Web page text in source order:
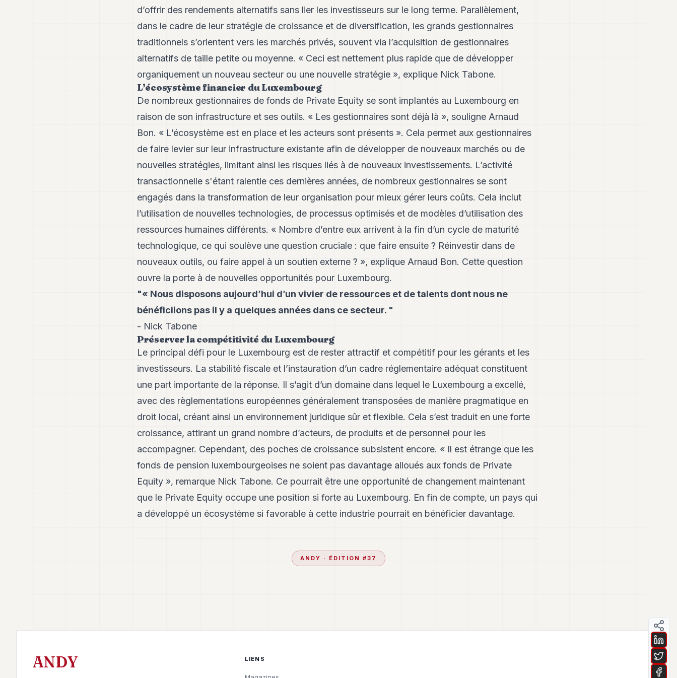
d’offrir des rendements alternatifs sans lier les investisseurs sur le long terme. Parallèlement,
dans le cadre de leur stratégie de croissance et de diversification, les grands gestionnaires
traditionnels s’orientent vers les marchés privés, souvent via l’acquisition de gestionnaires
alternatifs de taille petite ou moyenne. « Ceci est nettement plus rapide que de développer
organiquement un nouveau secteur ou une nouvelle stratégie », explique Nick Tabone.
L’écosystème financier du Luxembourg
De nombreux gestionnaires de fonds de Private Equity se sont implantés au Luxembourg en
raison de son infrastructure et ses outils. « Les gestionnaires sont déjà là », souligne Arnaud
Bon. « L’écosystème est en place et les acteurs sont présents ». Cela permet aux gestionnaires
de faire levier sur leur infrastructure existante afin de développer de nouveaux marchés ou de
nouvelles stratégies, limitant ainsi les risques liés à de nouveaux investissements. L’activité
transactionnelle s'étant ralentie ces dernières années, de nombreux gestionnaires se sont
engagés dans la transformation de leur organisation pour mieux gérer leurs coûts. Cela inclut
l’utilisation de nouvelles technologies, de processus optimisés et de modèles d’utilisation des
ressources humaines différents. « Nombre d’entre eux arrivent à la fin d’un cycle de maturité
technologique, ce qui soulève une question cruciale : que faire ensuite ? Réinvestir dans de
nouveaux outils, ou faire appel à un soutien externe ? », explique Arnaud Bon. Cette question
ouvre la porte à de nouvelles opportunités pour Luxembourg.
"« Nous disposons aujourd’hui d’un vivier de ressources et de talents dont nous ne
bénéficiions pas il y a quelques années dans ce secteur. "
- Nick Tabone
Préserver la compétitivité du Luxembourg
Le principal défi pour le Luxembourg est de rester attractif et compétitif pour les gérants et les
investisseurs. La stabilité fiscale et l’instauration d’un cadre réglementaire adéquat constituent
une part importante de la réponse. Il s’agit d’un domaine dans lequel le Luxembourg a excellé,
avec des règlementations européennes généralement transposées de manière pragmatique en
droit local, créant ainsi un environnement juridique sûr et flexible. Cela s’est traduit en une forte
croissance, attirant un grand nombre d’acteurs, de produits et de personnel pour les
accompagner. Cependant, des poches de croissance subsistent encore. « Il est étrange que les
fonds de pension luxembourgeoises ne soient pas davantage alloués aux fonds de Private
Equity », remarque Nick Tabone. Ce pourrait être une opportunité de changement maintenant
que le Private Equity occupe une position si forte au Luxembourg. En fin de compte, un pays qui
a développé un écosystème si favorable à cette industrie pourrait en bénéficier davantage.
ANDY · ÉDITION #37
ANDY LIENS